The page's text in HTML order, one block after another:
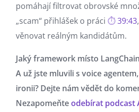
pomáhají filtrovat obrovské
„scam“ přihlášek o práci
39:43
věnovat reálným kandidátům.
Jaký framework místo
A už jste mluvili s voice
ironii? Dejte nám vědět do
Nezapomeňteodebírat podcast